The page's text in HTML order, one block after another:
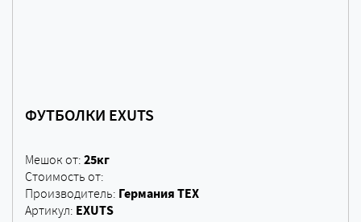
ФУТБОЛКИ EXUTS
Мешок от: 25кг
Стоимость от:
Производитель: Германия ТЕХ
Артикул: EXUTS